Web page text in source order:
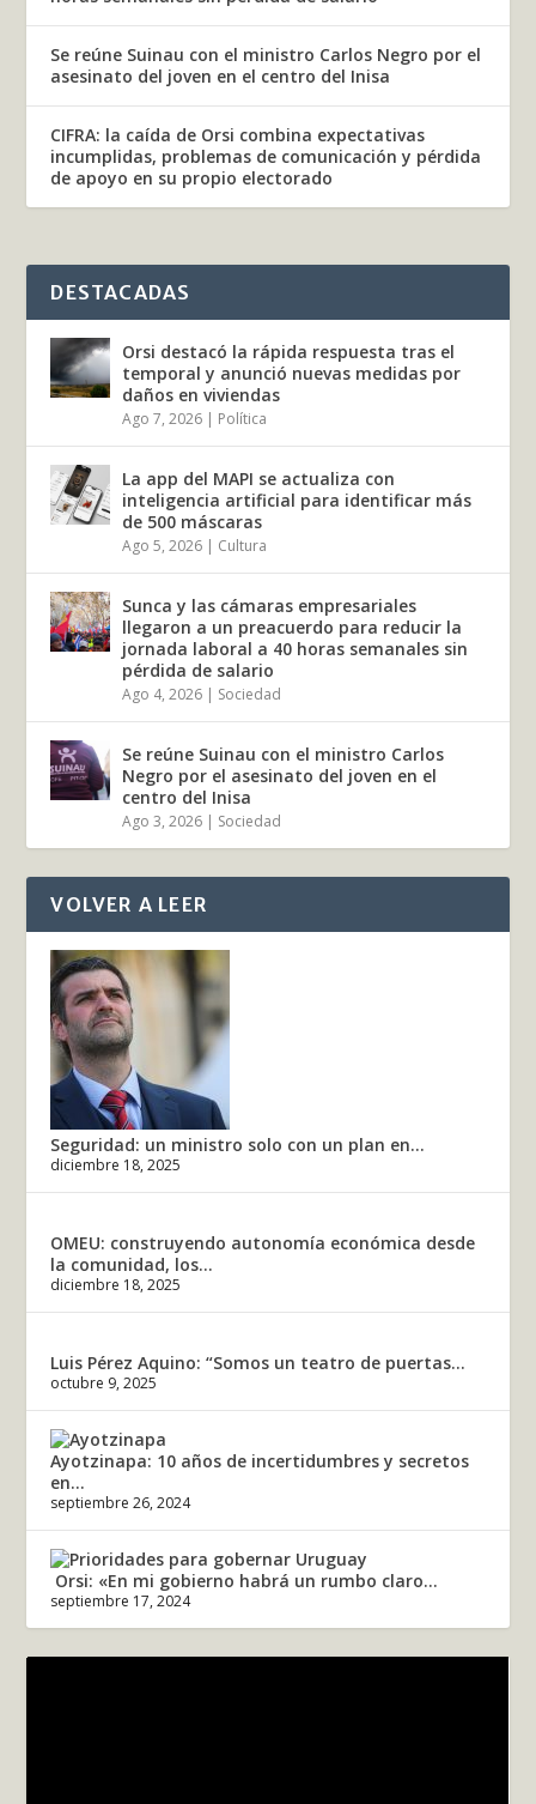
Se reúne Suinau con el ministro Carlos Negro por el
asesinato del joven en el centro del Inisa
CIFRA: la caída de Orsi combina expectativas
incumplidas, problemas de comunicación y pérdida
de apoyo en su propio electorado
DESTACADAS
Orsi destacó la rápida respuesta tras el
temporal y anunció nuevas medidas por
daños en viviendas
Ago 7, 2026 | Política
La app del MAPI se actualiza con
inteligencia artificial para identificar más
de 500 máscaras
Ago 5, 2026 | Cultura
Sunca y las cámaras empresariales
llegaron a un preacuerdo para reducir la
jornada laboral a 40 horas semanales sin
pérdida de salario
Ago 4, 2026 | Sociedad
Se reúne Suinau con el ministro Carlos
Negro por el asesinato del joven en el
centro del Inisa
Ago 3, 2026 | Sociedad
VOLVER A LEER
Seguridad: un ministro solo con un plan en...
diciembre 18, 2025
OMEU: construyendo autonomía económica desde
la comunidad, los...
diciembre 18, 2025
Luis Pérez Aquino: “Somos un teatro de puertas...
octubre 9, 2025
Ayotzinapa: 10 años de incertidumbres y secretos
en...
septiembre 26, 2024
Orsi: «En mi gobierno habrá un rumbo claro...
septiembre 17, 2024